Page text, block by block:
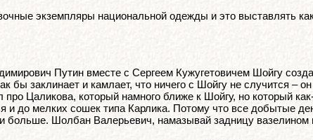
экземпляры национальной одежды и это выставлять
Путин вместе с Сергеем Кужугетовичем Шойгу
бы заклинает и камлает, что ничего с Шойгу не случится –
Цаликова, который намного ближе к Шойгу, но который
и до мелких сошек типа Карлика. Потому что все добытые
Шолбан Валерьевич, намазывай задницу вазелином